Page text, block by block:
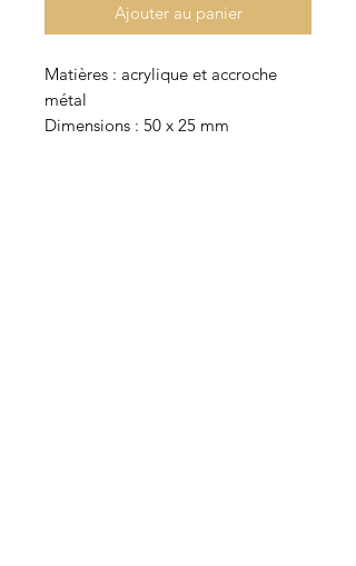
Ajouter au panier
Matières : acrylique et accroche
métal
Dimensions : 50 x 25 mm